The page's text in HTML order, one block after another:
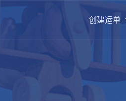
创建运单